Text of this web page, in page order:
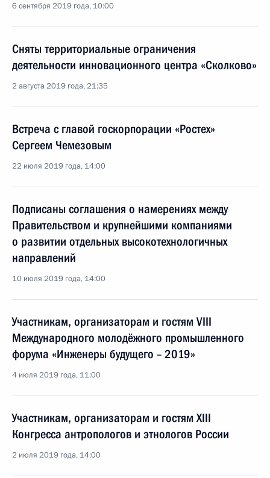
6 сентября 2019 года, 10:00
Сняты территориальные ограничения
деятельности инновационного центра «Сколково»
2 августа 2019 года, 21:35
Встреча с главой госкорпорации «Ростех»
Сергеем Чемезовым
22 июля 2019 года, 14:00
Подписаны соглашения о намерениях между
Правительством и крупнейшими компаниями
о развитии отдельных высокотехнологичных
направлений
10 июля 2019 года, 14:00
Участникам, организаторам и гостям VIII
Международного молодёжного промышленного
форума «Инженеры будущего – 2019»
4 июля 2019 года, 11:00
Участникам, организаторам и гостям XIII
Конгресса антропологов и этнологов России
2 июля 2019 года, 14:00